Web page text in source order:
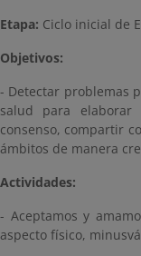
Etapa: Ciclo inicial de
Objetivos:
- Detectar problemas
salud para elaborar
consenso, compartir
ámbitos de manera
Actividades:
- Aceptamos y
aspecto físico,